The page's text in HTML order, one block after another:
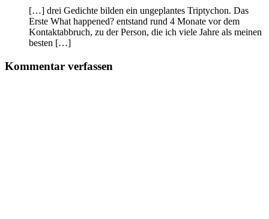
[…] drei Gedichte bilden ein ungeplantes Triptychon. Das
Erste What happened? entstand rund 4 Monate vor dem
Kontaktabbruch, zu der Person, die ich viele Jahre als meinen
besten […]
Kommentar verfassen